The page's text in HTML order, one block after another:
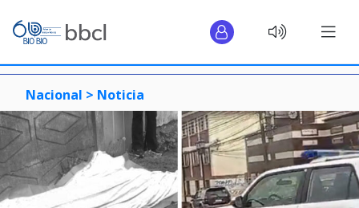
Nacional > Noticia